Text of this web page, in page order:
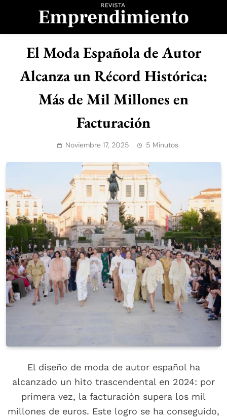
Revista
Emprendimiento
El Moda Española de Autor
Alcanza un Récord Histórica:
Más de Mil Millones en
Facturación
Noviembre 17, 2025 5 Minutos
El diseño de moda de autor español ha
alcanzado un hito trascendental en 2024: por
primera vez, la facturación supera los mil
millones de euros. Este logro se ha conseguido,